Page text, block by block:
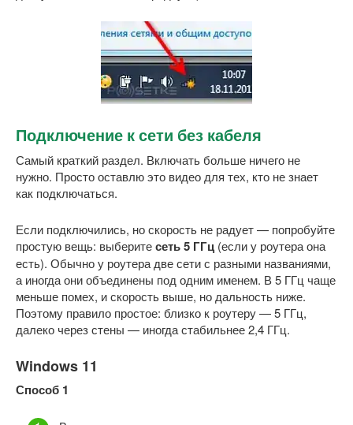
Подключение к сети без кабеля
Самый краткий раздел. Включать больше ничего не
нужно. Просто оставлю это видео для тех, кто не знает
как подключаться.
Если подключились, но скорость не радует — попробуйте
простую вещь: выберитесеть 5 ГГц (если у роутера она
есть). Обычно у роутера две сети с разными названиями,
а иногда они объединены под одним именем. В 5 ГГц чаще
меньше помех, и скорость выше, но дальность ниже.
Поэтому правило простое: близко к роутеру — 5 ГГц,
далеко через стены — иногда стабильнее 2,4 ГГц.
Windows 11
Способ 1